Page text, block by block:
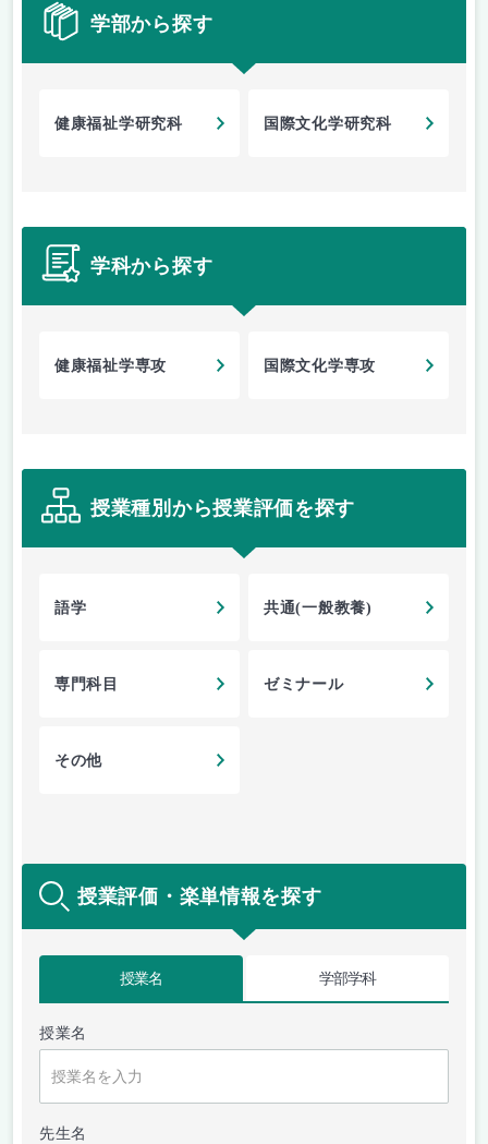
学部から探す
健康福祉学研究科 国際文化学研究科
学科から探す
健康福祉学専攻 国際文化学専攻
授業種別から授業評価を探す
語学 共通(一般教養)
専門科目 ゼミナール
その他
授業評価・楽単情報を探す
授業名 学部学科
授業名
先生名